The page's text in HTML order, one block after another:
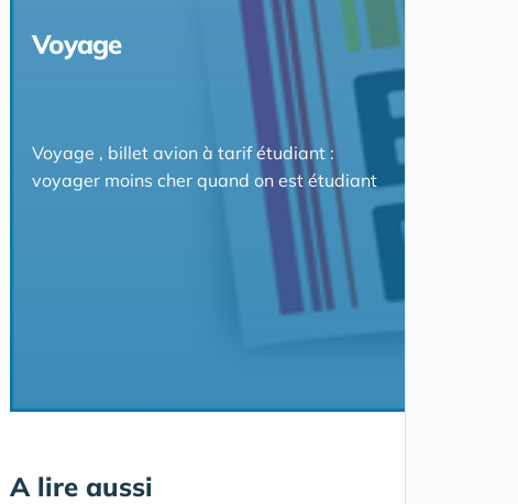
Voyage
Voyage , billet avion à tarif étudiant :
voyager moins cher quand on est étudiant
A lire aussi